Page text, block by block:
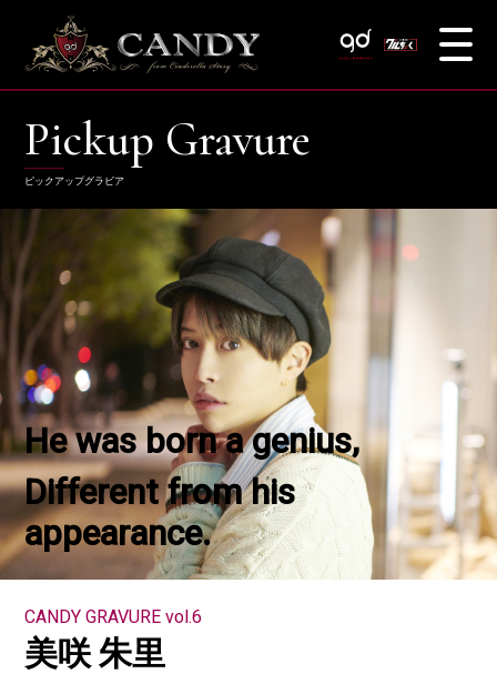
Pickup Gravure
ピックアップグラビア
He was born a genius,
Different from his
appearance.
CANDY GRAVURE vol.6
美咲 朱里